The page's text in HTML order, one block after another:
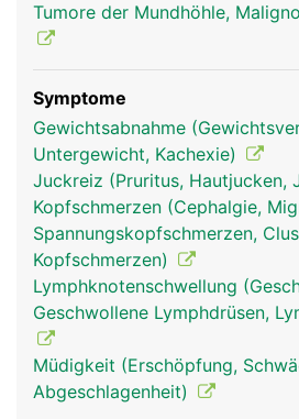
lympknoten frau lympknoten mann
Tumore der Mundhöhle,
Symptome
Gewichtsabnahme
Untergewicht, Kachexie)
Juckreiz (Pruritus, Hautjucken,
Kopfschmerzen (Cephalgie,
Spannungskopfschmerzen,
Kopfschmerzen)
Lymphknotenschwellung
Geschwollene Lymphdrüsen,
Müdigkeit (Erschöpfung,
Abgeschlagenheit)